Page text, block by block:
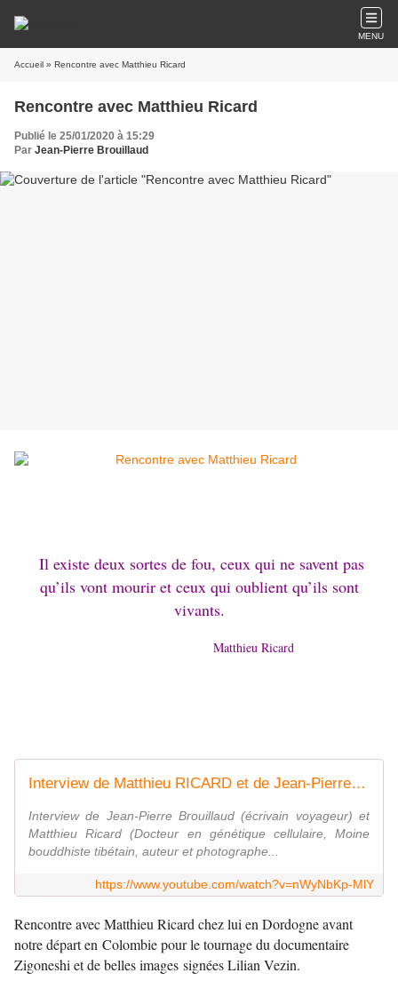
MENU
Accueil » Rencontre avec Matthieu Ricard
Rencontre avec Matthieu Ricard
Publié le 25/01/2020 à 15:29
Par Jean-Pierre Brouillaud
Il existe deux sortes de fou, ceux qui ne savent pas
qu’ils vont mourir et ceux qui oublient qu’ils sont
vivants.
Matthieu Ricard
Interview de Matthieu RICARD et de Jean-Pierre BROUILLAUD
Interview de Jean-Pierre Brouillaud (écrivain voyageur) et
Matthieu Ricard (Docteur en génétique cellulaire, Moine
bouddhiste tibétain, auteur et photographe...
https://www.youtube.com/watch?v=nWyNbKp-MlY
Rencontre avec Matthieu Ricard chez lui en Dordogne avant
notre départ en Colombie pour le tournage du documentaire
Zigoneshi et de belles images signées Lilian Vezin.